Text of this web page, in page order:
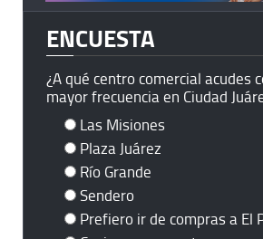
ENCUESTA
¿A qué centro comercial acudes
mayor frecuencia en Ciudad
Las Misiones
Plaza Juárez
Río Grande
Sendero
Prefiero ir de compras a El